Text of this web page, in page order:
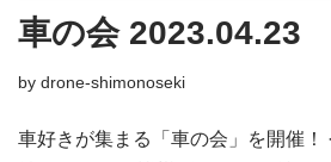
車の会 2023.04.23
by drone-shimonoseki
車好きが集まる「車の会」を開催